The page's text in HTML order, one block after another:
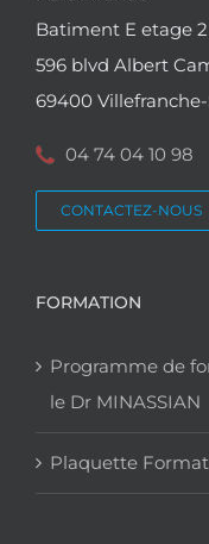
Batiment E etage 2
596 blvd Albert
69400
04 74 04 10 98
CONTACTEZ-NOUS
FORMATION
Programme de
le Dr MINASSIAN
Plaquette